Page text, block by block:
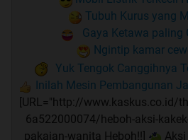
Tubuh Kurus yang
Gaya Ketawa paling
Ngintip kamar
Yuk Tengok Canggihnya
Inilah Mesin Pembangunan
[URL="http://www.kaskus.co.id/
6a522000074/heboh-aksi-
pakaian-wanita Heboh!!]